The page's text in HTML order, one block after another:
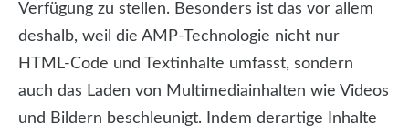
Verfügung zu stellen. Besonders ist das vor allem
deshalb, weil die AMP-Technologie nicht nur
HTML-Code und Textinhalte umfasst, sondern
auch das Laden von Multimediainhalten wie Videos
und Bildern beschleunigt. Indem derartige Inhalte